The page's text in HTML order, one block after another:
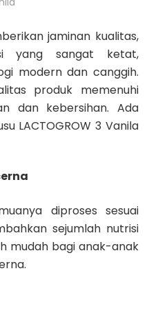
jaminan kualitas,
yang sangat ketat,
modern dan canggih.
produk memenuhi
dan kebersihan. Ada
LACTOGROW 3 Vanila
diproses sesuai
sejumlah nutrisi
mudah bagi anak-anak